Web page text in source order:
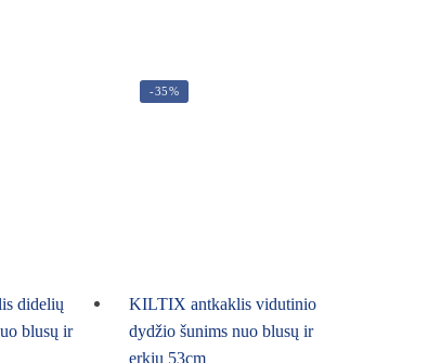
didelių
blusų ir
-35%
KILTIX antkaklis vidutinio
dydžio šunims nuo blusų ir
erkių 53cm